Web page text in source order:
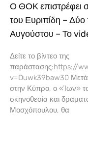
Ο ΘΟΚ επιστρέφει
του Ευριπίδη – Δύο
Αυγούστου – Το
Δείτε το βίντεο της
παράστασης:https://
v=Duwk39baw30
στην Κύπρο, ο «Ίων»
σκηνοθεσία και
Μοσχόπουλου, θα